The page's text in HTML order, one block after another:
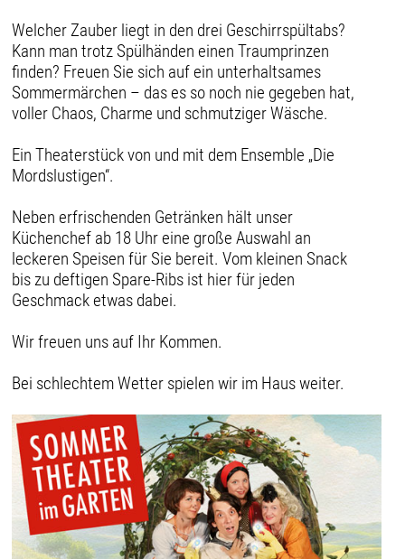
Welcher Zauber liegt in den drei Geschirrspültabs?
Kann man trotz Spülhänden einen Traumprinzen
finden? Freuen Sie sich auf ein unterhaltsames
Sommermärchen – das es so noch nie gegeben hat,
voller Chaos, Charme und schmutziger Wäsche.
Ein Theaterstück von und mit dem Ensemble „Die
Mordslustigen“.
Neben erfrischenden Getränken hält unser
Küchenchef ab 18 Uhr eine große Auswahl an
leckeren Speisen für Sie bereit. Vom kleinen Snack
bis zu deftigen Spare-Ribs ist hier für jeden
Geschmack etwas dabei.
Wir freuen uns auf Ihr Kommen.
Bei schlechtem Wetter spielen wir im Haus weiter.